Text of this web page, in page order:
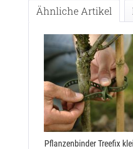
Ähnliche Artikel
Pflanzenbinder Treefix